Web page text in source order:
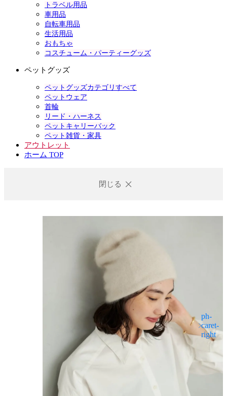
トラベル用品
車用品
自転車用品
生活用品
おもちゃ
コスチューム・パーティーグッズ
ペットグッズ
ペットグッズカテゴリすべて
ペットウェア
首輪
リード・ハーネス
ペットキャリーバック
ペット雑貨・家具
アウトレット
ホーム TOP
閉じる